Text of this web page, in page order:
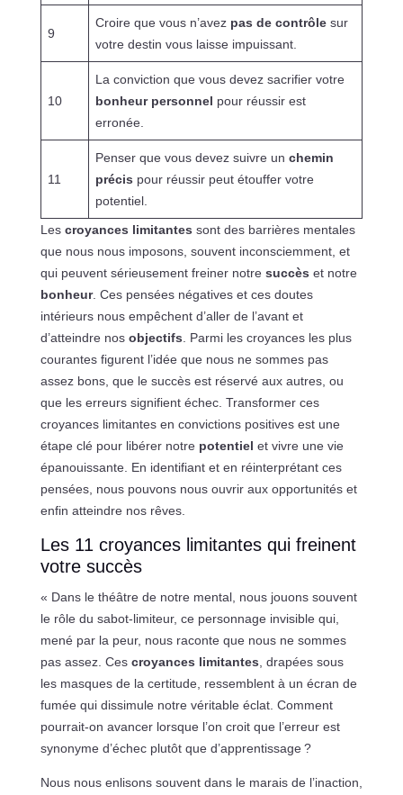
9
Croire que vous n’avez pas de contrôlesur
votre destin vous laisse impuissant.
10
La conviction que vous devez sacrifier votre
bonheur personnel pour réussir est
erronée.
11
Penser que vous devez suivre un chemin
précis pour réussir peut étouffer votre
potentiel.
Les croyances limitantes sont des barrières mentales
que nous nous imposons, souvent inconsciemment, et
qui peuvent sérieusement freiner notre succès et notre
bonheur. Ces pensées négatives et ces doutes
intérieurs nous empêchent d’aller de l’avant et
d’atteindre nos objectifs . Parmi les croyances les plus
courantes figurent l’idée que nous ne sommes pas
assez bons, que le succès est réservé aux autres, ou
que les erreurs signifient échec. Transformer ces
croyances limitantes en convictions positives est une
étape clé pour libérer notre potentiel et vivre une vie
épanouissante. En identifiant et en réinterprétant ces
pensées, nous pouvons nous ouvrir aux opportunités et
enfin atteindre nos rêves.
Les 11 croyances limitantes qui freinent
votre succès
« Dans le théâtre de notre mental, nous jouons souvent
le rôle du sabot-limiteur, ce personnage invisible qui,
mené par la peur, nous raconte que nous ne sommes
pas assez. Ces croyances limitantes , drapées sous
les masques de la certitude, ressemblent à un écran de
fumée qui dissimule notre véritable éclat. Comment
pourrait-on avancer lorsque l’on croit que l’erreur est
synonyme d’échec plutôt que d’apprentissage ?
Nous nous enlisons souvent dans le marais de l’inaction,